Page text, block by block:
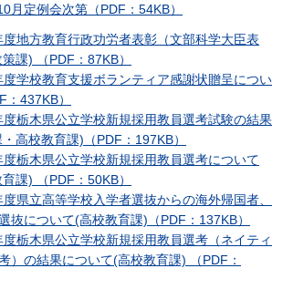
月定例会次第（PDF：54KB）
地方教育行政功労者表彰（文部科学大臣表
課) （PDF：87KB）
学校教育支援ボランティア感謝状贈呈につい
437KB）
栃木県公立学校新規採用教員選考試験の結果
高校教育課)（PDF：197KB）
栃木県公立学校新規採用教員選考について
課) （PDF：50KB）
県立高等学校入学者選抜からの海外帰国者、
抜について(高校教育課)（PDF：137KB）
栃木県公立学校新規採用教員選考（ネイティ
）の結果について(高校教育課) （PDF：